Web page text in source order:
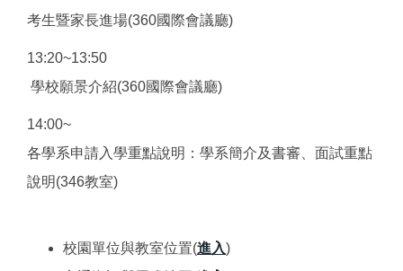
考生暨家長進場(360國際會議廳)
13:20~13:50
學校願景介紹(360國際會議廳)
14:00~
各學系申請入學重點說明：學系簡介及書審、面試重點
說明(346教室)
校園單位與教室位置(進入)